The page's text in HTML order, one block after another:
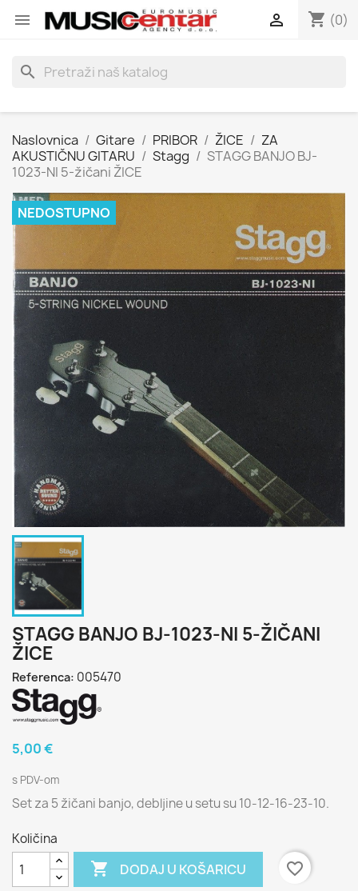
 shopping_cart (0)

search
Naslovnica Gitare PRIBOR ŽICE
ZA
AKUSTIČNU GITARU
Stagg
STAGG BANJO BJ-
1023-NI 5-žičani ŽICE
NEDOSTUPNO
STAGG BANJO BJ-1023-NI 5-ŽIČANI
ŽICE
Referenca: 005470
5,00 €
s PDV-om
Set za 5 žičani banjo, debljine u setu su 10-12-16-23-10.
Količina
 DODAJ U KOŠARICU
favorite_border